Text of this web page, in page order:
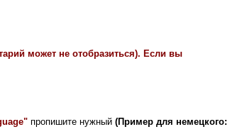
может не отобразиться). Если вы
пропишите нужный (Пример для немецкого: